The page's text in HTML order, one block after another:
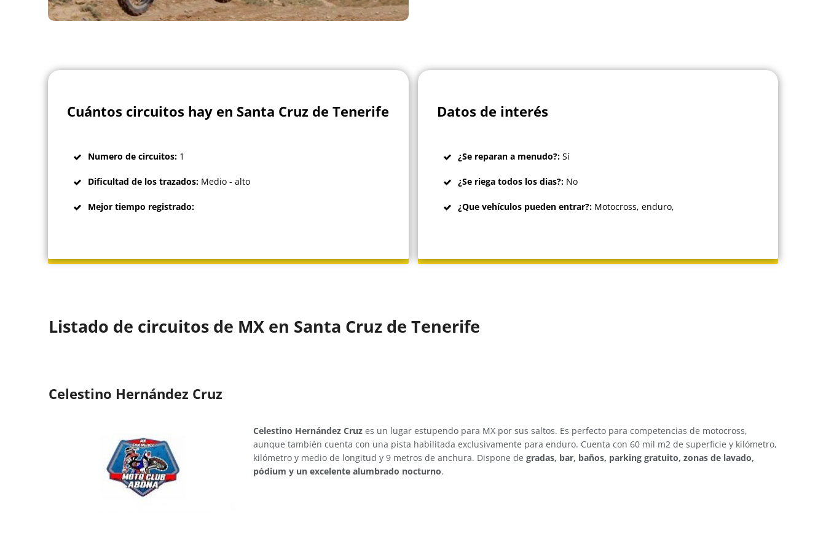
Cuántos circuitos hay en Santa Cruz de Tenerife
Numero de circuitos: 1
Dificultad de los trazados: Medio - alto
Mejor tiempo registrado:
Datos de interés
¿Se reparan a menudo?:Sí
¿Se riega todos los dias?:No
¿Que vehículos pueden entrar?: Motocross, enduro,
Listado de circuitos de MX en Santa Cruz de Tenerife
Celestino Hernández Cruz
Celestino Hernández Cruz es un lugar estupendo para MX por sus saltos. Es perfecto para competencias de motocross,
aunque también cuenta con una pista habilitada exclusivamente para enduro. Cuenta con 60 mil m2 de superficie y kilómetro,
kilómetro y medio de longitud y 9 metros de anchura. Dispone degradas, bar, baños, parking gratuito, zonas de lavado,
pódium y un excelente alumbrado nocturno.